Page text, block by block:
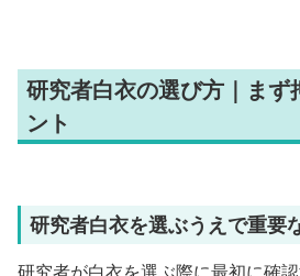
研究者白衣の選び方｜まず
ント
研究者白衣を選ぶうえで重要